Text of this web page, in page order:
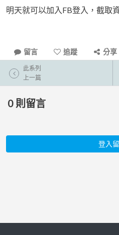
明天就可以加入FB登入，截取
留言 追蹤 分享
此系列
上一篇
0 則留言
登入